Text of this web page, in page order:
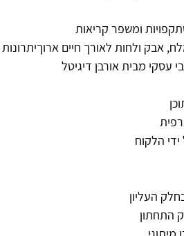
ומשפר קריאות
אבק ולחות לאורך חיים ארוךיתרונות
עסקי מבית אורבן דיגיטל
הלקוח
העליון
התחתון